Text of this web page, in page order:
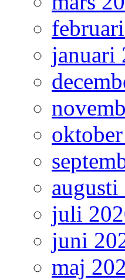
januari
augusti
juli
juni
maj